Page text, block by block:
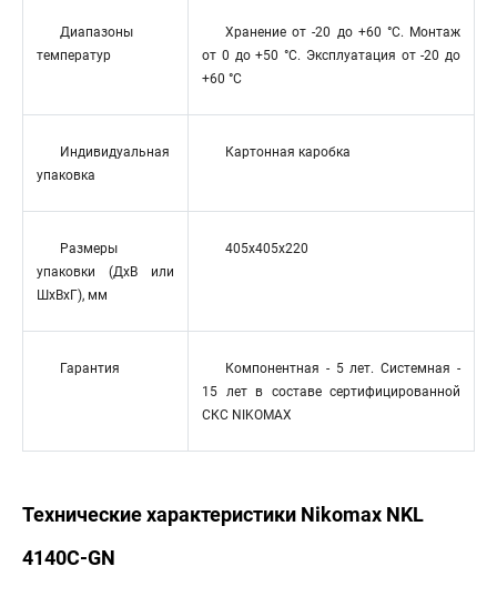
Диапазоны
температур
Хранение от -20 до +60 °C. Монтаж
от 0 до +50 °C. Эксплуатация от -20 до
+60 °C
Индивидуальная
упаковка
Картонная каробка
Размеры
упаковки (ДхВ или
ШхВхГ), мм
405x405x220
Гарантия
Компонентная - 5 лет. Системная -
15 лет в составе сертифицированной
СКС NIKOMAX
Технические характеристики Nikomax NKL
4140C-GN